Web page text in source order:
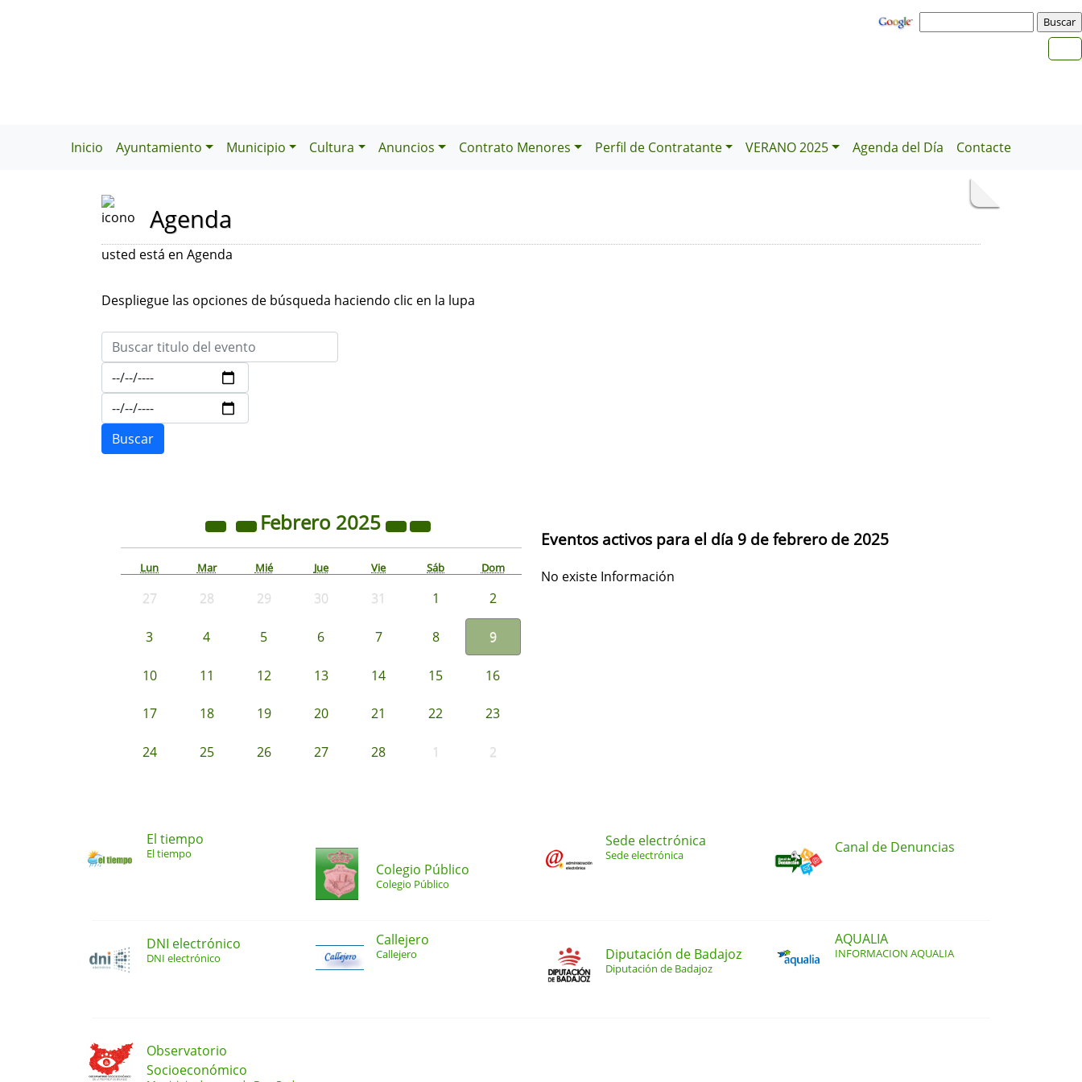
Inicio Ayuntamiento Municipio Cultura Anuncios Contrato Menores Perfil de Contratante VERANO 2025 Agenda del Día Contacte
Agenda
usted está en Agenda
Despliegue las opciones de búsqueda haciendo clic en la lupa
Febrero 2025
Lun Mar Mié Jue Vie Sáb Dom
27 28 29 30 31 1 2
3 4 5 6 7 8 9
10 11 12 13 14 15 16
17 18 19 20 21 22 23
24 25 26 27 28 1 2
Eventos activos para el día 9 de febrero de 2025
No existe Información
El tiempo
El tiempo
Colegio Público
Colegio Público
Sede electrónica
Sede electrónica Canal de Denuncias
DNI electrónico
DNI electrónico
Callejero
Callejero Diputación de Badajoz
Diputación de Badajoz
AQUALIA
INFORMACION AQUALIA
Observatorio
Socioeconómico